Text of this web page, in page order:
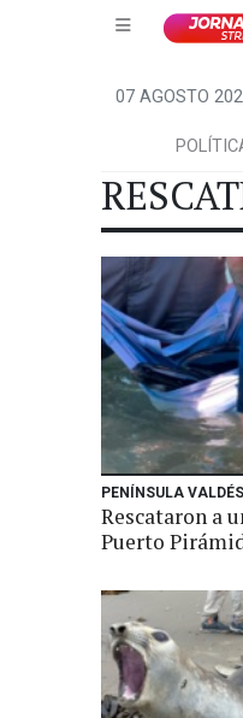
07 AGOSTO
PENÍNSULA VALDÉS
Rescataron a
Puerto